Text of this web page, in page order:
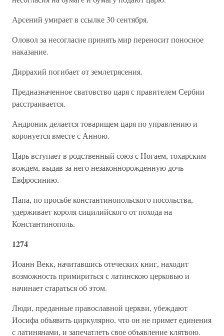
Арсений умирает в ссылке 30 сентября.
Оловол за несогласие принять мир переносит поносное
наказание.
Диррахий погибает от землетрясения.
Предназначенное сватовство царя с правителем Сербии
расстраивается.
Андроник делается товарищем царя по управлению и
коронуется вместе с Анною.
Царь вступает в родственный союз с Ногаем, тохарским
вождем, выдав за него незаконнорожденную дочь
Евфросинию.
Папа, по просьбе константинопольского посольства,
удерживает короля сицилийского от похода на
Константинополь.
1274
Иоанн Векк, начитавшись отеческих книг, находит
возможность примириться с латинскою церковью и
начинает стараться об этом.
Люди, преданные православной церкви, убеждают
Иосифа объявить циркулярно, что он не примет единения
с латинянами, и запечатлеть свое объявление клятвою.